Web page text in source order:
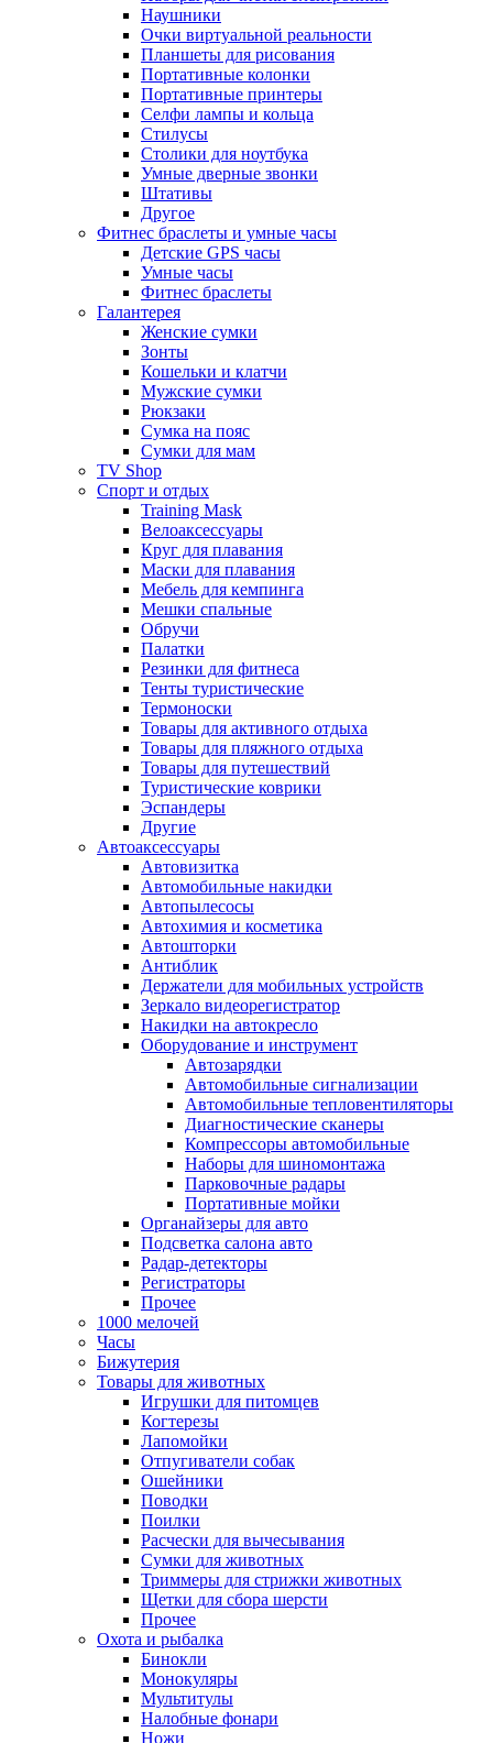
Наушники
Очки виртуальной реальности
Планшеты для рисования
Портативные колонки
Портативные принтеры
Селфи лампы и кольца
Стилусы
Столики для ноутбука
Умные дверные звонки
Штативы
Другое
Фитнес браслеты и умные часы
Детские GPS часы
Умные часы
Фитнес браслеты
Галантерея
Женские сумки
Зонты
Кошельки и клатчи
Мужские сумки
Рюкзаки
Сумка на пояс
Сумки для мам
TV Shop
Спорт и отдых
Training Mask
Велоаксессуары
Круг для плавания
Маски для плавания
Мебель для кемпинга
Мешки спальные
Обручи
Палатки
Резинки для фитнеса
Тенты туристические
Термоноски
Товары для активного отдыха
Товары для пляжного отдыха
Товары для путешествий
Туристические коврики
Эспандеры
Другие
Автоаксессуары
Автовизитка
Автомобильные накидки
Автопылесосы
Автохимия и косметика
Автошторки
Антиблик
Держатели для мобильных устройств
Зеркало видеорегистратор
Накидки на автокресло
Оборудование и инструмент
Автозарядки
Автомобильные сигнализации
Автомобильные тепловентиляторы
Диагностические сканеры
Компрессоры автомобильные
Наборы для шиномонтажа
Парковочные радары
Портативные мойки
Органайзеры для авто
Подсветка салона авто
Радар-детекторы
Регистраторы
Прочее
1000 мелочей
Часы
Бижутерия
Товары для животных
Игрушки для питомцев
Когтерезы
Лапомойки
Отпугиватели собак
Ошейники
Поводки
Поилки
Расчески для вычесывания
Сумки для животных
Триммеры для стрижки животных
Щетки для сбора шерсти
Прочее
Охота и рыбалка
Бинокли
Монокуляры
Мультитулы
Налобные фонари
Ножи